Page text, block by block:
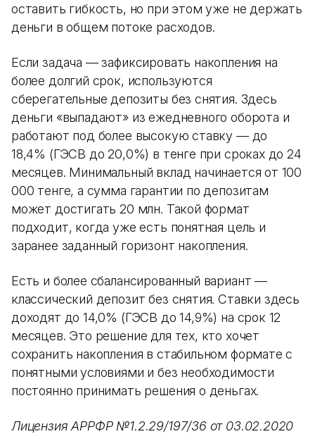
оставить гибкость, но при этом уже не держать
деньги в общем потоке расходов.
Если задача — зафиксировать накопления на
более долгий срок, используются
сберегательные депозиты без снятия. Здесь
деньги «выпадают» из ежедневного оборота и
работают под более высокую ставку — до
18,4% (ГЭСВ до 20,0%) в тенге при сроках до 24
месяцев. Минимальный вклад начинается от 100
000 тенге, а сумма гарантии по депозитам
может достигать 20 млн. Такой формат
подходит, когда уже есть понятная цель и
заранее заданный горизонт накопления.
Есть и более сбалансированный вариант —
классический депозит без снятия. Ставки здесь
доходят до 14,0% (ГЭСВ до 14,9%) на срок 12
месяцев. Это решение для тех, кто хочет
сохранить накопления в стабильном формате с
понятными условиями и без необходимости
постоянно принимать решения о деньгах.
Лицензия АРРФР №1.2.29/197/36 от 03.02.2020